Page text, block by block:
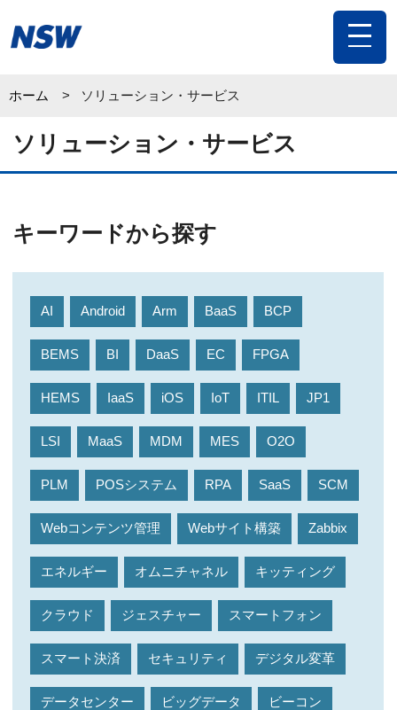
toggle
ホーム ソリューション・サービス
ソリューション・サービス
キーワードから探す
AI Android Arm BaaS BCP
BEMS BI DaaS EC FPGA
HEMS IaaS iOS IoT ITIL JP1
LSI MaaS MDM MES O2O
PLM POSシステム RPA SaaS SCM
Webコンテンツ管理 Webサイト構築 Zabbix
エネルギー オムニチャネル キッティング
クラウド ジェスチャー スマートフォン
スマート決済 セキュリティ デジタル変革
データセンター ビッグデータ ビーコン